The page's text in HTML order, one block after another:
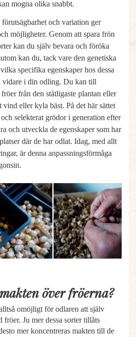
mogna olika snabbt.
och variation ger
möjligheter. Genom att spara frön
kan du själv bevara och föröka
kan du, tack vare den genetiska
specifika egenskaper hos dessa
vidare i din odling. Du kan till
från den ståtligaste plantan eller
vind eller kyla bäst. På det här sättet
selekterat grödor i generation efter
och utveckla de egenskaper som har
där de har odlat. Idag, med allt
är denna anpassningsförmåga
över fröerna?
omöjligt för odlaren att själv
Ju mer dessa sorter tillåts
mer koncentreras makten till de